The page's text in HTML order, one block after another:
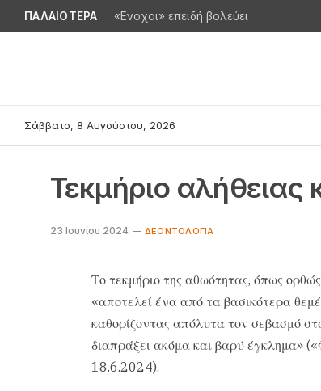
ΠΑΛΑΙΟΤΕΡΑ «Ενοχοι» επειδή βολεύει
Σάββατο, 8 Αυγούστου, 2026
Τεκμήριο
23 Ιουνίου 2024 ΔΕΟΝΤΟΛΟΓΊΑ
Το τεκμήριο της αθωότητας, όπως
«αποτελεί ένα από τα βασικότερα
καθορίζοντας απόλυτα τον σεβασμό
διαπράξει ακόμα και βαρύ έγκλημα»
18.6.2024).